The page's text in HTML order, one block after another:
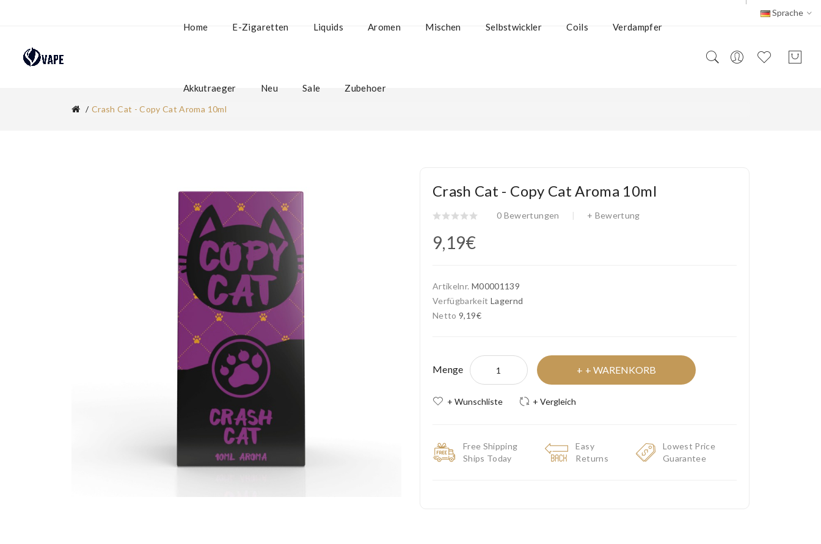
Sprache
Home E-Zigaretten Liquids Aromen Mischen Selbstwickler Coils Verdampfer
Akkutraeger Neu Sale Zubehoer
Crash Cat - Copy Cat Aroma 10ml
Crash Cat - Copy Cat Aroma 10ml
0 Bewertungen + Bewertung
9,19€
Artikelnr. M00001139
Verfügbarkeit Lagernd
Netto9,19€
Menge + WARENKORB
+ Wunschliste + Vergleich
Free Shipping
Ships Today
Easy
Returns
Lowest Price
Guarantee